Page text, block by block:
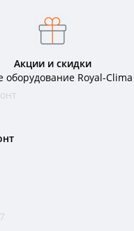
Акции и скидки
оборудование Royal-Clima